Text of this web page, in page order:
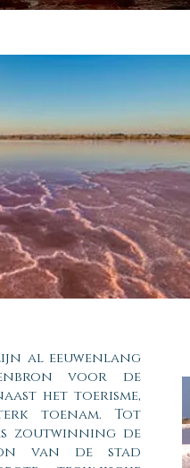
al eeuwenlang
voor de
het toerisme,
toenam. Tot
zoutwinning de
van de stad